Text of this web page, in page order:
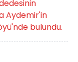
Aydemir'in
bulundu.